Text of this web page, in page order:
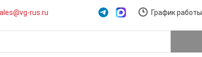
rus.ru График работы